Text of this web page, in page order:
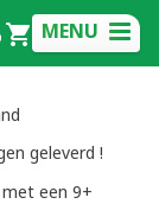
MENU
geleverd !
een 9+